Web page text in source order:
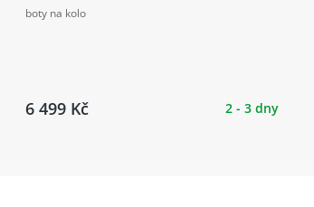
boty na kolo
6 499 Kč 2 - 3 dny